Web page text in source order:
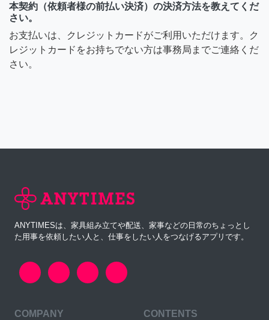
本契約（依頼者様の前払い決済）の決済方法を教えてくだ
さい。
お支払いは、クレジットカードがご利用いただけます。ク
レジットカードをお持ちでない方は事務局までご連絡くだ
さい。
ANYTIMESは、家具組み立てや配送、家事などの日常のちょっとし
た用事を依頼したい人と、仕事をしたい人をつなげるアプリです。
COMPANY CONTENTS